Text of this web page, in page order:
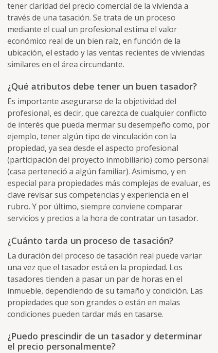
tener claridad del precio comercial de la vivienda a
través de una tasación. Se trata de un proceso
mediante el cual un profesional estima el valor
económico real de un bien raíz, en función de la
ubicación, el estado y las ventas recientes de viviendas
similares en el área circundante.
¿Qué atributos debe tener un buen tasador?
Es importante asegurarse de la objetividad del
profesional, es decir, que carezca de cualquier conflicto
de interés que pueda mermar su desempeño como, por
ejemplo, tener algún tipo de vinculación con la
propiedad, ya sea desde el aspecto profesional
(participación del proyecto inmobiliario) como personal
(casa perteneció a algún familiar). Asimismo, y en
especial para propiedades más complejas de evaluar, es
clave revisar sus competencias y experiencia en el
rubro. Y por último, siempre conviene comparar
servicios y precios a la hora de contratar un tasador.
¿Cuánto tarda un proceso de tasación?
La duración del proceso de tasación real puede variar
una vez que el tasador está en la propiedad. Los
tasadores tienden a pasar un par de horas en el
inmueble, dependiendo de su tamaño y condición. Las
propiedades que son grandes o están en malas
condiciones pueden tardar más en tasarse.
¿Puedo prescindir de un tasador y determinar
el precio personalmente?